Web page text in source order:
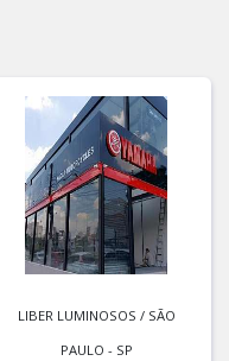
LIBER LUMINOSOS / SÃO
PAULO - SP